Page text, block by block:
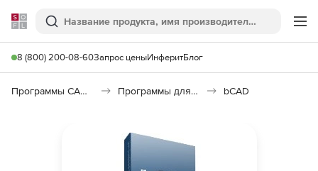
Softline
Поиск
8 (800) 200-08-60Запрос ценыИнферитБлог
Программы САПР и ГИС Программы для мебельного производства bCAD